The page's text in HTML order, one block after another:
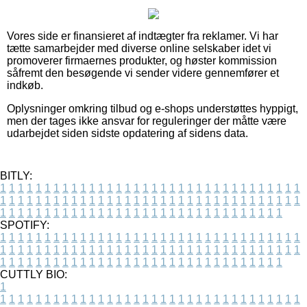
Vores side er finansieret af indtægter fra reklamer. Vi har
tætte samarbejder med diverse online selskaber idet vi
promoverer firmaernes produkter, og høster kommission
såfremt den besøgende vi sender videre gennemfører et
indkøb.
Oplysninger omkring tilbud og e-shops understøttes hyppigt,
men der tages ikke ansvar for reguleringer der måtte være
udarbejdet siden sidste opdatering af sidens data.
BITLY:
1 1 1 1 1 1 1 1 1 1 1 1 1 1 1 1 1 1 1 1 1 1 1 1 1 1 1 1 1 1 1 1 1 1
1 1 1 1 1 1 1 1 1 1 1 1 1 1 1 1 1 1 1 1 1 1 1 1 1 1 1 1 1 1 1 1 1 1
1 1 1 1 1 1 1 1 1 1 1 1 1 1 1 1 1 1 1 1 1 1 1 1 1 1 1 1 1 1 1 1
SPOTIFY:
1 1 1 1 1 1 1 1 1 1 1 1 1 1 1 1 1 1 1 1 1 1 1 1 1 1 1 1 1 1 1 1 1 1
1 1 1 1 1 1 1 1 1 1 1 1 1 1 1 1 1 1 1 1 1 1 1 1 1 1 1 1 1 1 1 1 1 1
1 1 1 1 1 1 1 1 1 1 1 1 1 1 1 1 1 1 1 1 1 1 1 1 1 1 1 1 1 1 1 1
CUTTLY BIO:
1
1 1 1 1 1 1 1 1 1 1 1 1 1 1 1 1 1 1 1 1 1 1 1 1 1 1 1 1 1 1 1 1 1 1